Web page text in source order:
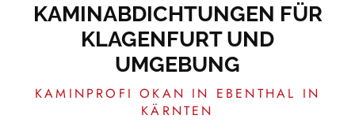
KAMINABDICHTUNGEN FÜR
KLAGENFURT UND
UMGEBUNG
KAMINPROFI OKAN IN EBENTHAL IN
KÄRNTEN